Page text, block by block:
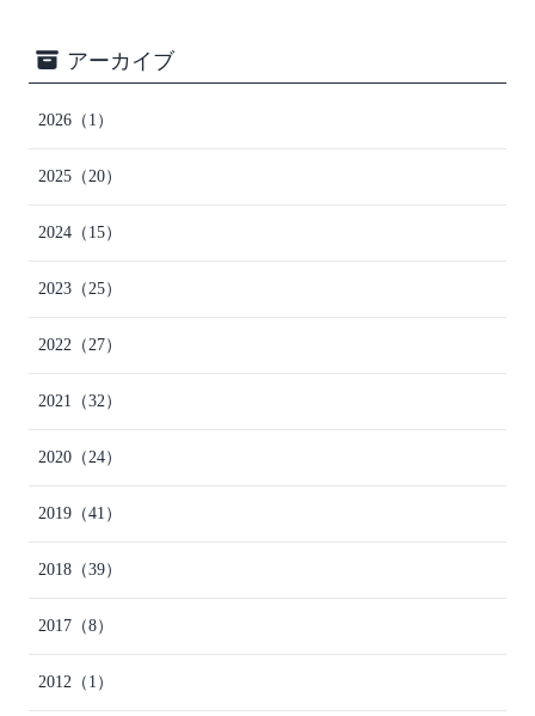
アーカイブ
2026 （1）
2025 （20）
2024 （15）
2023 （25）
2022 （27）
2021 （32）
2020 （24）
2019 （41）
2018 （39）
2017 （8）
2012 （1）